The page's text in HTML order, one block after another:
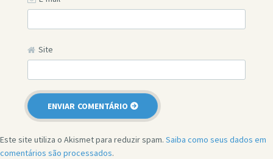
Site
Este site utiliza o Akismet para reduzir spam. Saiba como seus dados em
comentários são processados.